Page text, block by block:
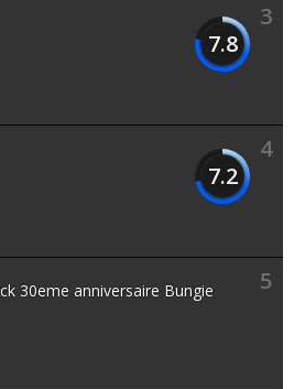
3
7.8
4
7.2
5
30eme anniversaire Bungie